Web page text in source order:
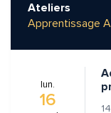
Ateliers
Apprentissage
lun.
16